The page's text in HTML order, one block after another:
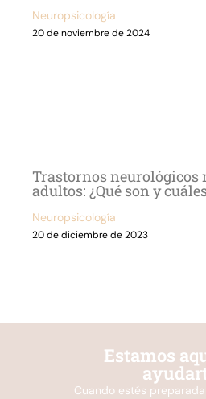
Neuropsicología
20 de noviembre de 2024
Trastornos neurológicos
adultos: ¿Qué son y
Neuropsicología
20 de diciembre de 2023
Estamos
Cuando estés